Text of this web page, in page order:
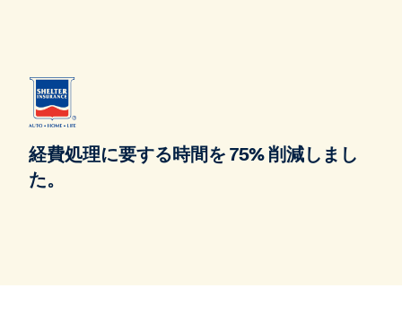
経費処理に要する時間を 75% 削減しまし
た。